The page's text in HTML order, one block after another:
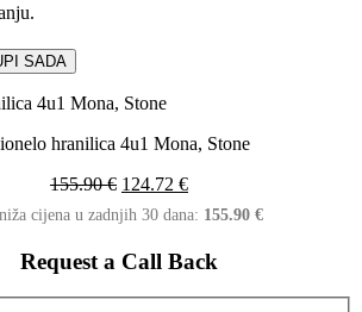
SADA
hranilica 4u1 Mona, Stone
155.90€ 124.72 €
cijena u zadnjih 30 dana: 155.90 €
Request a Call Back